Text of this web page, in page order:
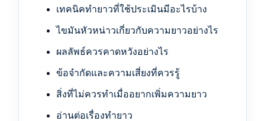
เทคนิคทำยาวที่ใช้ประเมินมีอะไรบ้าง
ไขมันหัวหน่าวเกี่ยวกับความยาวอย่างไร
ผลลัพธ์ควรคาดหวังอย่างไร
ข้อจำกัดและความเสี่ยงที่ควรรู้
สิ่งที่ไม่ควรทำเมื่ออยากเพิ่มความยาว
อ่านต่อเรื่องทำยาว